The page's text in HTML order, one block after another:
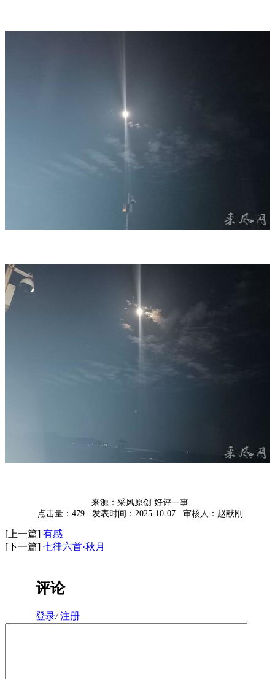
来源：采风原创 好评一事
点击量：479
发表时间：2025-10-07 审核人：赵献刚
[上一篇] 有感
[下一篇] 七律六首·秋月
评论
登录/ 注册